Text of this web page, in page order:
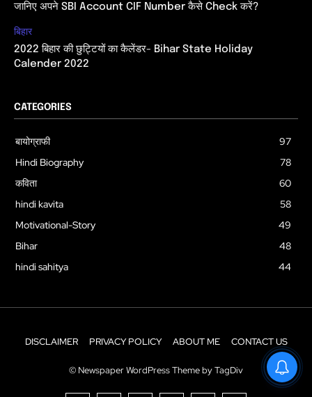
जानिए अपने SBI Account CIF Number कैसे Check करें?
बिहार
2022 बिहार की छुट्टियों का कैलेंडर- Bihar State Holiday
Calender 2022
CATEGORIES
बायोग्राफी
97
Hindi Biography
78
कविता
60
hindi kavita
58
Motivational-Story
49
Bihar
48
hindi sahitya
44
DISCLAIMER PRIVACY POLICY ABOUT ME CONTACT US
© Newspaper WordPress Theme by TagDiv